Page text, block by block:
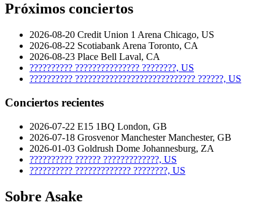
Próximos conciertos
2026-08-20 Credit Union 1 Arena Chicago, US
2026-08-22 Scotiabank Arena Toronto, CA
2026-08-23 Place Bell Laval, CA
?????????? ??????????????? ????????, US
?????????? ???????????????????????????? ??????, US
Conciertos recientes
2026-07-22 E15 1BQ London, GB
2026-07-18 Grosvenor Manchester Manchester, GB
2026-01-03 Goldrush Dome Johannesburg, ZA
?????????? ?????? ?????????????, US
?????????? ????????????? ????????, US
Sobre Asake